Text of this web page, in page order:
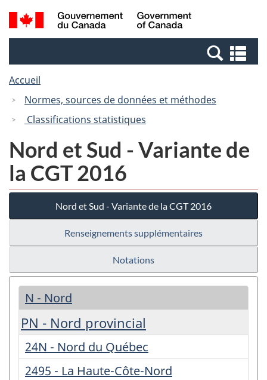
Passer
au
Passer
à
Canada
Recherche
et
et
Accueil
Normes, sources de données et méthodes
Classifications statistiques
Nord et Sud - Variante de
la CGT 2016
Nord et Sud - Variante de la CGT 2016
Renseignements supplémentaires
Notations
N - Nord
PN - Nord provincial
24N - Nord du Québec
2495 - La Haute-Côte-Nord